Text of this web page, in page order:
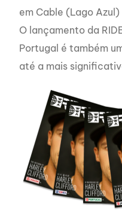
em Cable (Lago
O lançamento da
Portugal é também
até a mais